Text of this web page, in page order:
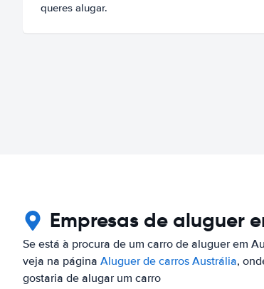
queres alugar.
Empresas de aluguer
Se está à procura de um carro de aluguer em
veja na página Aluguer de carros Austrália,
gostaria de alugar um carro